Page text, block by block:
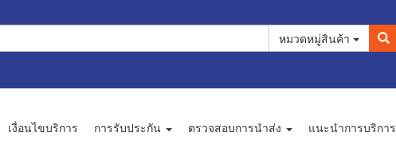
หมวดหมู่สินค้า
เงื่อนไขบริการ การรับประกัน ตรวจสอบการนำส่ง แนะนำการบริการ